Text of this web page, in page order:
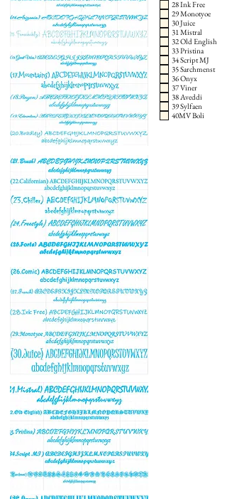
28 Ink Free
29 Monotyoe
30 Juice
31 Mistral
32 Old English
33 Pristina
34 Script MJ
35 Sarchmenst
36 Onyx
37 Viner
38 Aveddi
39 Sylfaen
40MV Boli